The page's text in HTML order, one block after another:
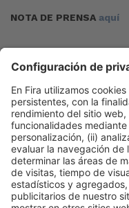
NOTA DE PRENSA aquí
Publicación
“En un entorno
imprescindible para
Labbox
precio,